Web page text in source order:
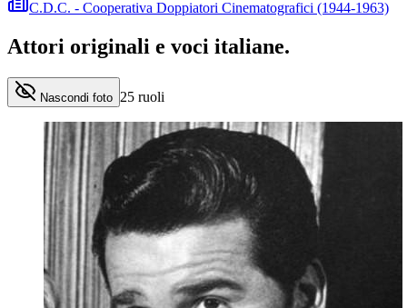
C.D.C. - Cooperativa Doppiatori Cinematografici (1944-1963)
Attori originali e voci italiane.
Nascondi foto 25 ruoli